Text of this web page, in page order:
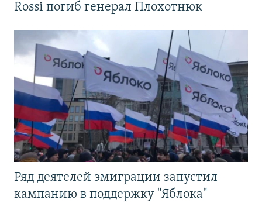
Rossi погиб генерал Плохотнюк
Ряд деятелей эмиграции запустил
кампанию в поддержку "Яблока"